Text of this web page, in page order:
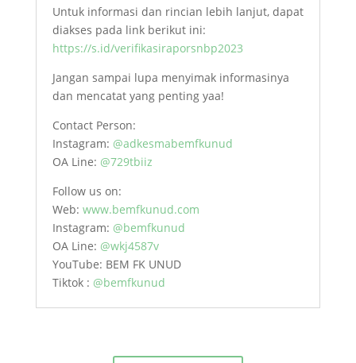
Untuk informasi dan rincian lebih lanjut, dapat
diakses pada link berikut ini:
https://s.id/verifikasiraporsnbp2023
Jangan sampai lupa menyimak informasinya
dan mencatat yang penting yaa!
Contact Person:
Instagram: @adkesmabemfkunud
OA Line: @729tbiiz
Follow us on:
Web: www.bemfkunud.com
Instagram: @bemfkunud
OA Line: @wkj4587v
YouTube: BEM FK UNUD
Tiktok : @bemfkunud